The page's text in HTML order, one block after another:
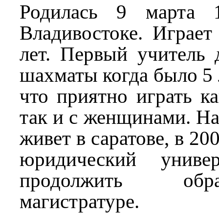
Родилась 9 марта
Владивостоке.
лет. Первый учитель
шахматы когда было 5
что приятно играть
так и с женщинами.
живет в саратове, в
юридический
продолжить
магистратуре.